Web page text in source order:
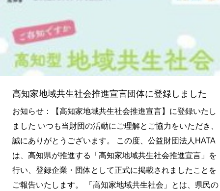
高知家地域共生社会推進宣言団体に登録しました
お知らせ：【高知家地域共生社会推進宣言】に登録いたし
ました いつも当財団の活動にご理解とご協力をいただき、
誠にありがとうございます。 この度、公益財団法人HATA
は、高知県が推進する「高知家地域共生社会推進宣言」を
行い、登録企業・団体として正式に掲載されましたことを
ご報告いたします。 「高知家地域共生社会」とは、県民の
家
域
生
社
会
推
進
宣
言
団
体